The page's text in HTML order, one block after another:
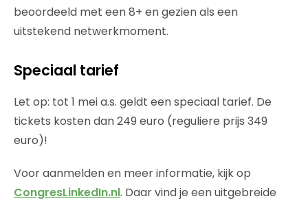
beoordeeld met een 8+ en gezien als een
uitstekend netwerkmoment.
Speciaal tarief
Let op: tot 1 mei a.s. geldt een speciaal tarief. De
tickets kosten dan 249 euro (reguliere prijs 349
euro)!
Voor aanmelden en meer informatie, kijk op
CongresLinkedIn.nl. Daar vind je een uitgebreide